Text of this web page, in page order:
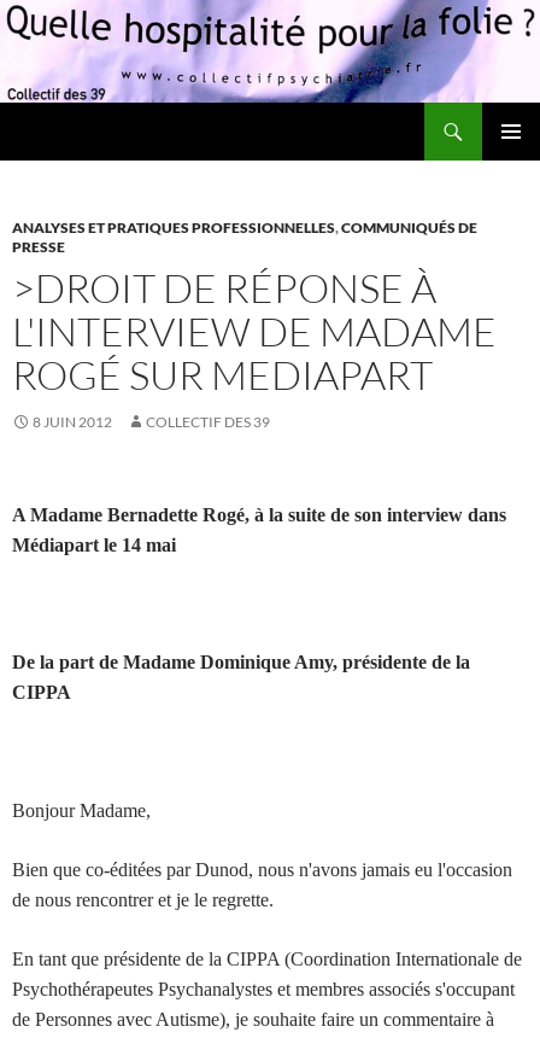
ANALYSES ET PRATIQUES PROFESSIONNELLES,COMMUNIQUÉS DE
PRESSE
>DROIT DE RÉPONSE À
L'INTERVIEW DE MADAME
ROGÉ SUR MEDIAPART
8 JUIN 2012 COLLECTIF DES 39
A Madame Bernadette Rogé, à la suite de son interview dans
Médiapart le 14 mai
De la part de Madame Dominique Amy, présidente de la
CIPPA
Bonjour Madame,
Bien que co-éditées par Dunod, nous n'avons jamais eu l'occasion
de nous rencontrer et je le regrette.
En tant que présidente de la CIPPA (Coordination Internationale de
Psychothérapeutes Psychanalystes et membres associés s'occupant
de Personnes avec Autisme), je souhaite faire un commentaire à